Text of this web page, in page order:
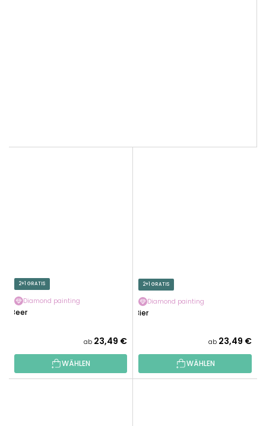
2+1 GRATIS
Diamond painting
Beer
ab 23,49 €
WÄHLEN
2+1 GRATIS
Diamond painting
Bier
ab 23,49 €
WÄHLEN